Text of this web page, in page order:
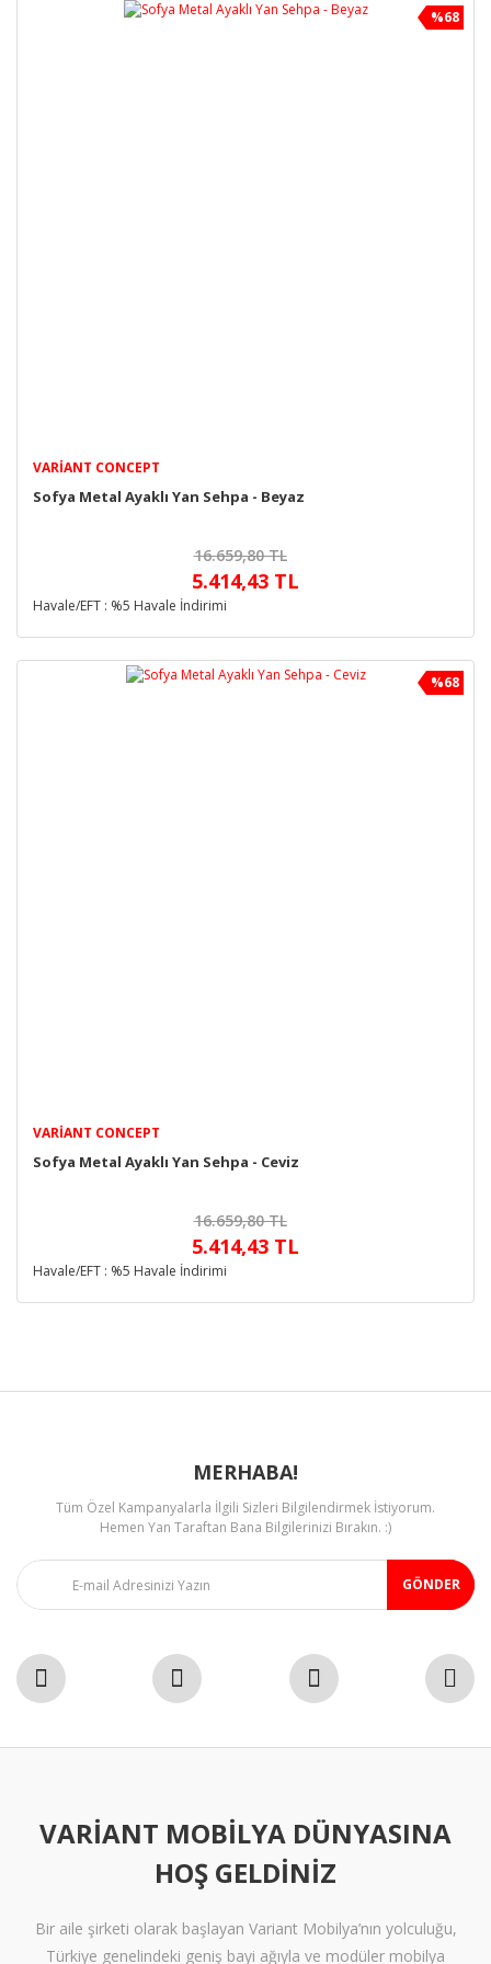
%68
VARIANT CONCEPT
Sofya Metal Ayaklı Yan Sehpa - Beyaz
16.659,80 TL
5.414,43 TL
Havale/EFT : %5 Havale İndirimi
%68
VARIANT CONCEPT
Sofya Metal Ayaklı Yan Sehpa - Ceviz
16.659,80 TL
5.414,43 TL
Havale/EFT : %5 Havale İndirimi
MERHABA!
Tüm Özel Kampanyalarla İlgili Sizleri Bilgilendirmek İstiyorum.
Hemen Yan Taraftan Bana Bilgilerinizi Bırakın. :)
GÖNDER
VARIANT MOBILYA DÜNYASINA
HOŞ GELDINIZ
Bir aile şirketi olarak başlayan Variant Mobilya’nın yolculuğu,
Türkiye genelindeki geniş bayi ağıyla ve modüler mobilya